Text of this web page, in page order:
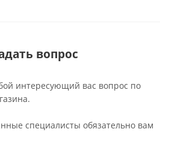
вопрос
интересующий вас вопрос по
специалисты обязательно вам